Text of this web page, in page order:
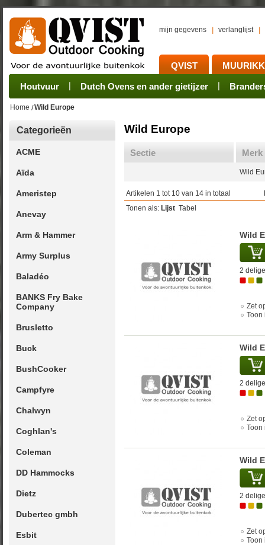
mijn gegevens verlanglijst
QVIST
Houtvuur Dutch Ovens en ander gietijzer
Grillplaat & ijzers Pannen Rookovens
Oogsten Verwerken Bewaren Onderhoud
Sets Stoves Camping sets Pots, Pans, Kettles
Home Wild Europe
Categorieën
ACME
Aïda
Ameristep
Anevay
Arm & Hammer
Army Surplus
Baladéo
BANKS Fry Bake
Company
Brusletto
Buck
BushCooker
Campfyre
Chalwyn
Coghlan's
Coleman
DD Hammocks
Dietz
Dubertec gmbh
Esbit
Wild Europe
Sectie Merk
Wild
Artikelen 1 tot 10 van 14 in totaal
Tonen als: Lijst Tabel
Wild
2
Zet
Toon
Wild
2
Zet
Toon
Wild
2
Zet
Toon